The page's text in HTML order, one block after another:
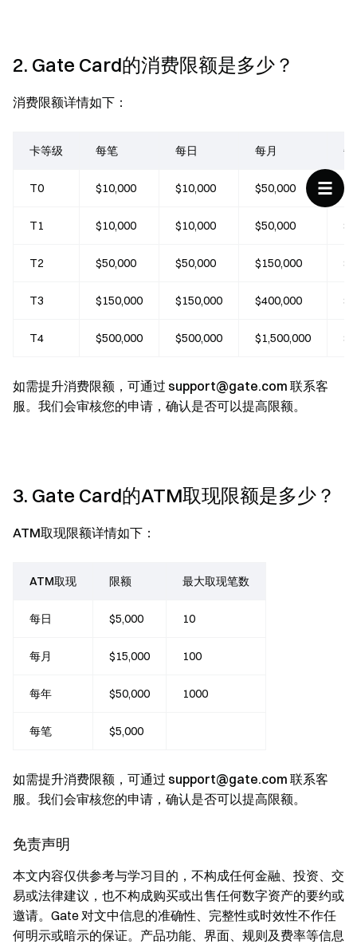
2. Gate Card的消费限额是多少？
消费限额详情如下：
卡等级 每笔 每日 每月 每
T0 $10,000 $10,000 $50,000
T1 $10,000 $10,000 $50,000
T2 $50,000 $50,000 $150,000
T3 $150,000 $150,000 $400,000
T4 $500,000 $500,000 $1,500,000
如需提升消费限额，可通过 support@gate.com 联系客
服。我们会审核您的申请，确认是否可以提高限额。
3. Gate Card的ATM取现限额是多少？
ATM取现限额详情如下：
ATM取现 限额 最大取现笔数
每日 $5,000 10
每月 $15,000 100
每年 $50,000 1000
每笔 $5,000
如需提升消费限额，可通过 support@gate.com 联系客
服。我们会审核您的申请，确认是否可以提高限额。
免责声明
本文内容仅供参考与学习目的，不构成任何金融、投资、交
易或法律建议，也不构成购买或出售任何数字资产的要约或
邀请。Gate 对文中信息的准确性、完整性或时效性不作任
何明示或暗示的保证。产品功能、界面、规则及费率等信息